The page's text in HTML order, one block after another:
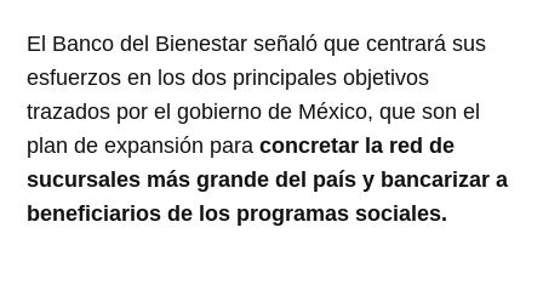
El Banco del Bienestar señaló que centrará sus
esfuerzos en los dos principales objetivos
trazados por el gobierno de México, que son el
plan de expansión paraconcretar la red de
sucursales más grande del país y bancarizar a
beneficiarios de los programas sociales.